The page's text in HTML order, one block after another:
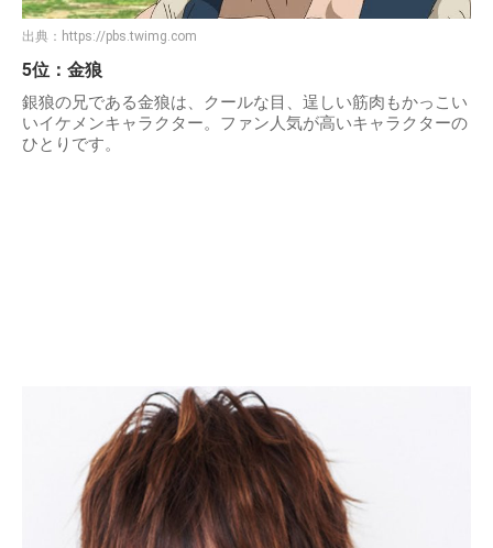
出典： https://pbs.twimg.com
5位：金狼
銀狼の兄である金狼は、クールな目、逞しい筋肉もかっこい
いイケメンキャラクター。ファン人気が高いキャラクターの
ひとりです。